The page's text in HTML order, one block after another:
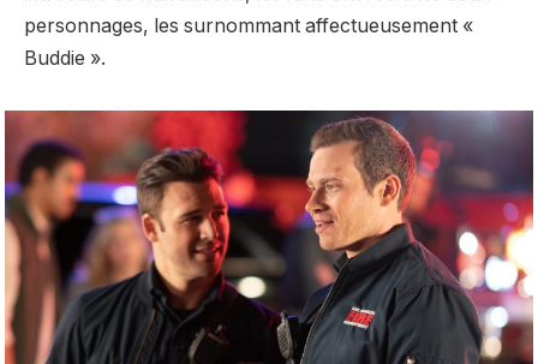
personnages, les surnommant affectueusement «
Buddie ».